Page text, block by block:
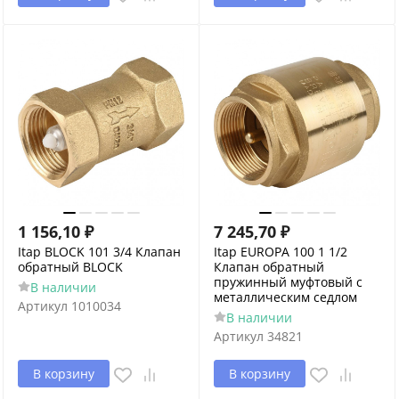
1 156,10 ₽
Itap BLOCK 101 3/4 Клапан
обратный BLOCK
В наличии
Артикул 1010034
В корзину
7 245,70 ₽
Itap EUROPA 100 1 1/2
Клапан обратный
пружинный муфтовый с
металлическим седлом
В наличии
Артикул 34821
В корзину